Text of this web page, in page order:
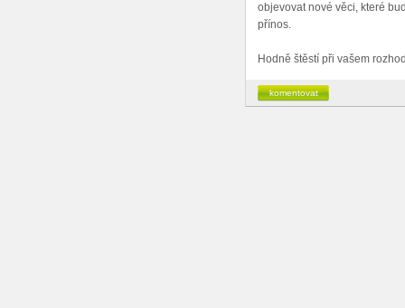
objevovat nové věci, které
přínos.
Hodně štěstí při vašem
komentovat